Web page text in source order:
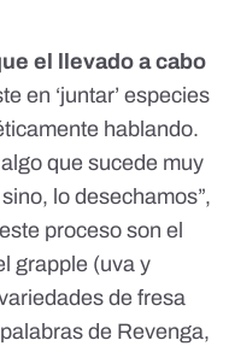
el llevado a cabo
en ‘juntar’ especies
hablando.
que sucede muy
lo desechamos”,
proceso son el
grapple (uva y
de fresa
de Revenga,